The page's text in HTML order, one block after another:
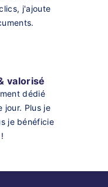
j'ajoute
valorisé
dédié
jour. Plus je
je bénéficie